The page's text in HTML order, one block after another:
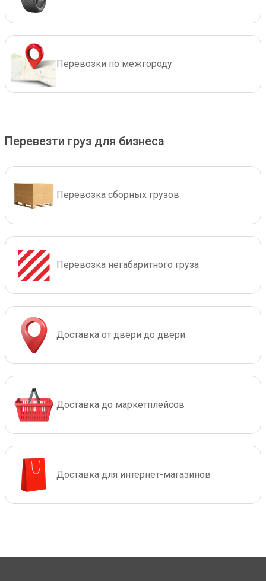
Перевозки по межгороду
Перевезти груз для бизнеса
Перевозка сборных грузов
Перевозка негабаритного груза
Доставка от двери до двери
Доставка до маркетплейсов
Доставка для интернет-магазинов